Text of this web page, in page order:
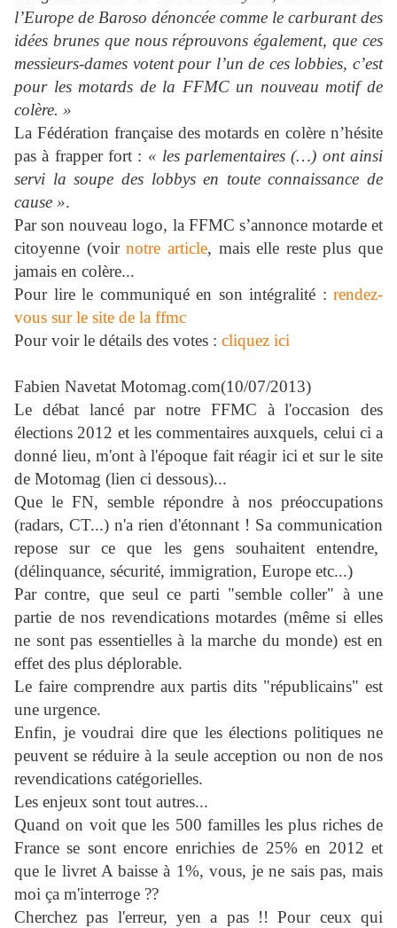
l’Europe de Baroso dénoncée comme le carburant des
idées brunes que nous réprouvons également, que ces
messieurs-dames votent pour l’un de ces lobbies, c’est
pour les motards de la FFMC un nouveau motif de
colère. »
La Fédération française des motards en colère n’hésite
pas à frapper fort : « les parlementaires (…) ont ainsi
servi la soupe des lobbys en toute connaissance de
cause ».
Par son nouveau logo, la FFMC s’annonce motarde et
citoyenne (voirnotre article, mais elle reste plus que
jamais en colère...
Pour lire le communiqué en son intégralité : rendez-
vous sur le site de la ffmc
Pour voir le détails des votes : cliquez ici
Fabien Navetat Motomag.com(10/07/2013)
Le débat lancé par notre FFMC à l'occasion des
élections 2012 et les commentaires auxquels, celui ci a
donné lieu, m'ont à l'époque fait réagir ici et sur le site
de Motomag (lien ci dessous)...
Que le FN, semble répondre à nos préoccupations
(radars, CT...) n'a rien d'étonnant ! Sa communication
repose sur ce que les gens souhaitent entendre,
(délinquance, sécurité, immigration, Europe etc...)
Par contre, que seul ce parti "semble coller" à une
partie de nos revendications motardes (même si elles
ne sont pas essentielles à la marche du monde) est en
effet des plus déplorable.
Le faire comprendre aux partis dits "républicains" est
une urgence.
Enfin, je voudrai dire que les élections politiques ne
peuvent se réduire à la seule acception ou non de nos
revendications catégorielles.
Les enjeux sont tout autres...
Quand on voit que les 500 familles les plus riches de
France se sont encore enrichies de 25% en 2012 et
que le livret A baisse à 1%, vous, je ne sais pas, mais
moi ça m'interroge ??
Cherchez pas l'erreur, yen a pas !! Pour ceux qui